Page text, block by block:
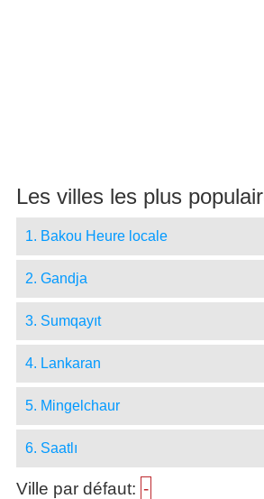
Les villes les plus
1. Bakou Heure locale
2. Gandja
3. Sumqayıt
4. Lankaran
5. Mingelchaur
6. Saatlı
Ville par défaut: -